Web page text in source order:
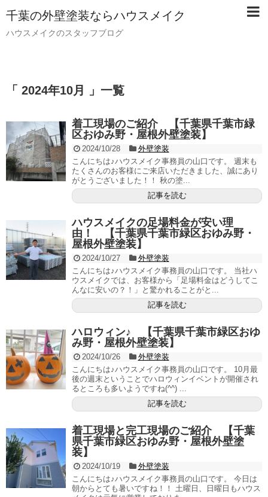
千葉の外壁塗装ならハウスメイク
ハウスメイクのスタッフブログ
「 2024年10月 」一覧
着工現場のご紹介 【千葉県千葉市緑
区おゆみ野・屋根外壁塗装】
2024/10/28
外壁塗装
こんにちは♪ハウスメイク事務員の山口です。 週末も
たくさんのお客様にご来店いただきました、誠にあり
がとうございました！！ 秋の塗...
記事を読む
ハウスメイクの足場料金が安い理
由！ 【千葉県千葉市緑区おゆみ野・
屋根外壁塗装】
2024/10/27
外壁塗装
こんにちは♪ハウスメイク事務員の山口です。 当社ハ
ウスメイクでは、お客様から「足場料金はどうしてこ
んなに安いの？！」と驚かれることがと...
記事を読む
ハロウィン♪ 【千葉県千葉市緑区おゆ
み野・屋根外壁塗装】
2024/10/26
外壁塗装
こんにちは♪ハウスメイク事務員の山口です。 10月最
後の週末ということでハロウィンイベントが開催され
るところも多いようですね(^^) ...
記事を読む
着工現場と完工現場のご紹介 【千葉
県千葉市緑区おゆみ野・屋根外壁塗
装】
2024/10/19
外壁塗装
こんにちは♪ハウスメイク事務員の山口です。 今日は
朝からとても暑いですね！！ 土曜日、日曜日もハウス